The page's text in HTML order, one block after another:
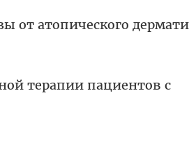
от атопического
терапии пациентов с